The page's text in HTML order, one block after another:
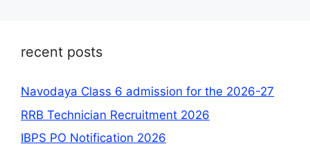
recent posts
Navodaya Class 6 admission for the 2026-27
RRB Technician Recruitment 2026
IBPS PO Notification 2026